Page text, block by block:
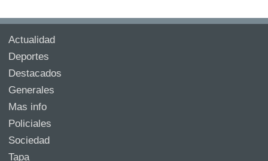
Actualidad
Deportes
Destacados
Generales
Mas info
Policiales
Sociedad
Tapa